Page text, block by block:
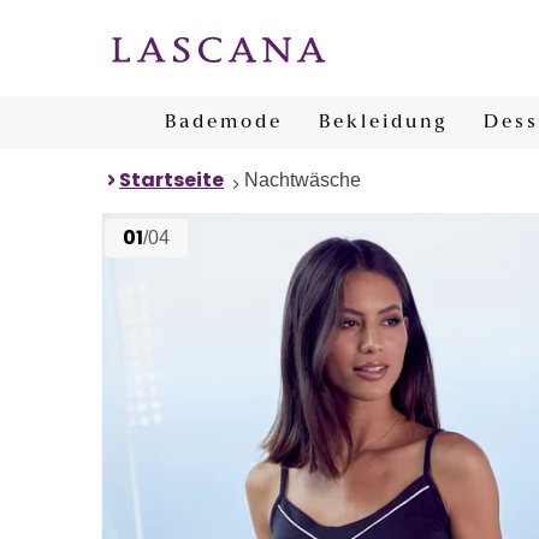
Bademode Bekleidung
Startseite Nachtwäsche
01/04